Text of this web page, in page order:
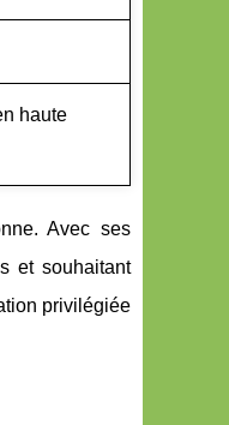
haute
Avec ses
et souhaitant
privilégiée